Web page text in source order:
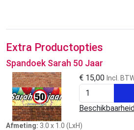
Extra Productopties
Spandoek Sarah 50 Jaar
€ 15,00 Incl.
Afmeting: 3.0 x 1.0 (LxH)